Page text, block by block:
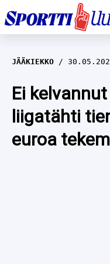
EM-YLEISURHEILU
JÄÄKIEKKO
YLEISURHEILU
WILMA HELTELÄ
TALVILAJIT
JÄÄKIEKKO
Ei
liigatähti
euroa